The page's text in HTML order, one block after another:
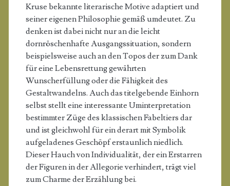
Kruse bekannte literarische Motive adaptiert und
seiner eigenen Philosophie gemäß umdeutet. Zu
denken ist dabei nicht nur an die leicht
dornröschenhafte Ausgangssituation, sondern
beispielsweise auch an den Topos der zum Dank
für eine Lebensrettung gewährten
Wunscherfüllung oder die Fähigkeit des
Gestaltwandelns. Auch das titelgebende Einhorn
selbst stellt eine interessante Uminterpretation
bestimmter Züge des klassischen Fabeltiers dar
und ist gleichwohl für ein derart mit Symbolik
aufgeladenes Geschöpf erstaunlich niedlich.
Dieser Hauch von Individualität, der ein Erstarren
der Figuren in der Allegorie verhindert, trägt viel
zum Charme der Erzählung bei.